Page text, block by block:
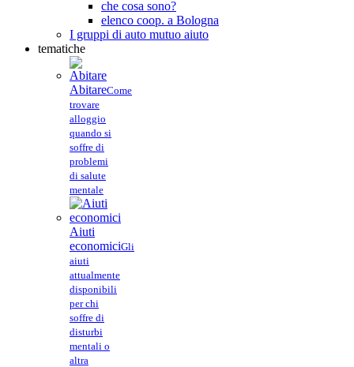
che cosa sono?
elenco coop. a Bologna
I gruppi di auto mutuo aiuto
tematiche
AbitareCome
trovare
alloggio
quando si
soffre di
problemi
di salute
mentale
Aiuti
economiciGli
aiuti
attualmente
disponibili
per chi
soffre di
disturbi
mentali o
altra